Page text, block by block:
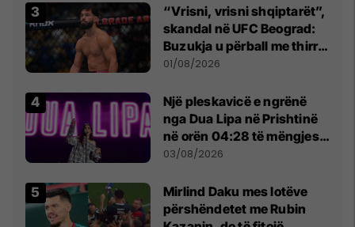
“Vrisni, vrisni shqiptarët”,
skandal në UFC Beograd:
Buzukja u përball me thirrje
anti-shqiptare nga
01/08/2026
Një pleskavicë e ngrënë
nga Dua Lipa në Prishtinë
në orën 04:28 të mëngjesit
- dhe bota digjitale serbe
03/08/2026
Mirlind Daku mes lotëve
përshëndetet me Rubin